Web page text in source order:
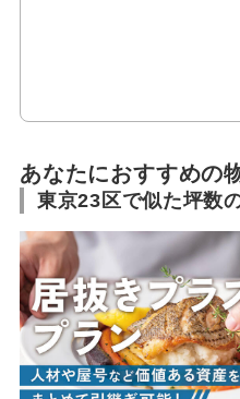
あなたにおすすめの
東京23区で似た坪数